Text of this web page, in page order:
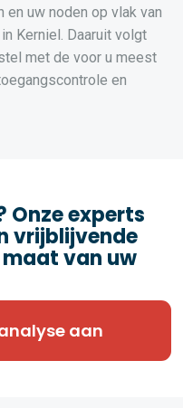
uw noden op vlak van
Kerniel. Daaruit volgt
met de voor u meest
en
Onze experts
vrijblijvende
van uw
aan